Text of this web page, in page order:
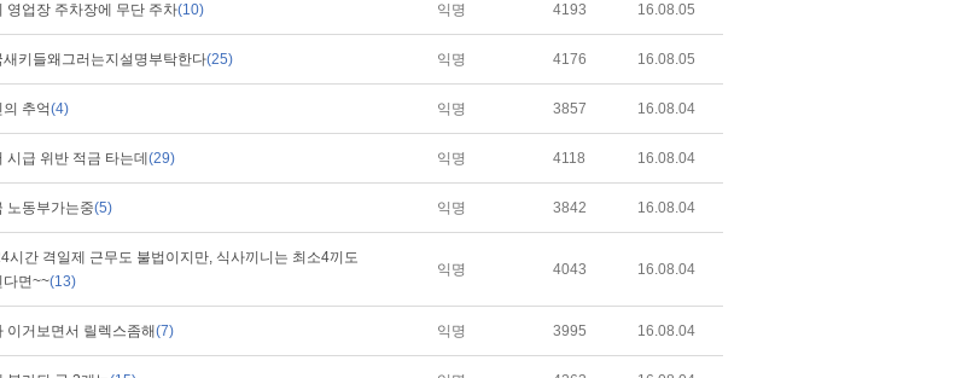
영업장 주차장에 무단 주차(10) 익명 4193 16.08.05
새키들왜그러는지설명부탁한다(25) 익명 4176 16.08.05
추억(4) 익명 3857 16.08.04
시급 위반 적금 타는데 (29) 익명 4118 16.08.04
노동부가는중(5) 익명 3842 16.08.04
시간 격일제 근무도 불법이지만, 식사끼니는 최소4끼도
다면~~(13)
익명 4043 16.08.04
이거보면서 릴렉스좀해(7) 익명 3995 16.08.04